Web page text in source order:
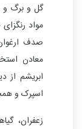
گل و برگ و
مواد
صدف
معادن
ابریشم از
اسپرک و
زعفران،